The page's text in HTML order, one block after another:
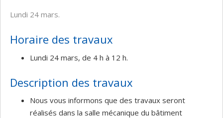
Lundi 24 mars.
Horaire des travaux
Lundi 24 mars, de 4 h à 12 h.
Description des travaux
Nous vous informons que des travaux seront
réalisés dans la salle mécanique du bâtiment